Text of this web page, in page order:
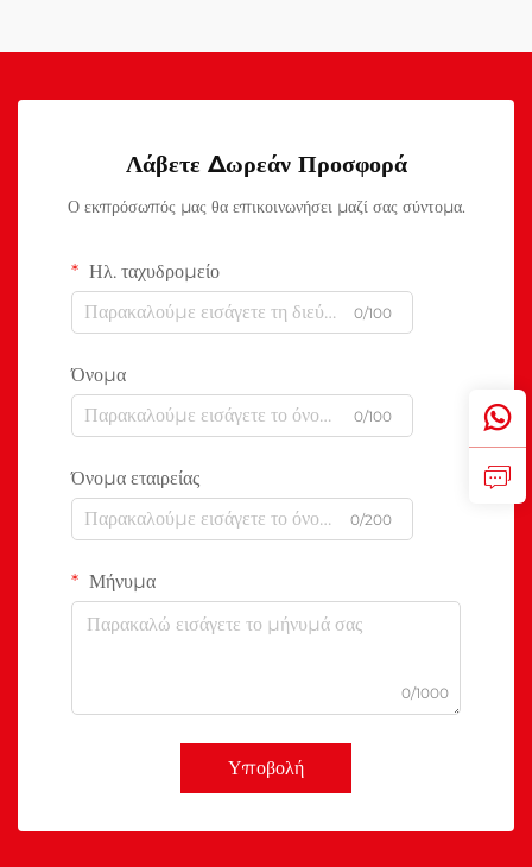
Λάβετε Δωρεάν Προσφορά
Ο εκπρόσωπός μας θα επικοινωνήσει μαζί σας σύντομα.
Ηλ. ταχυδρομείο
0/100
Όνομα
0/100
Όνομα εταιρείας
0/200
Μήνυμα
0/1000
Υποβολή